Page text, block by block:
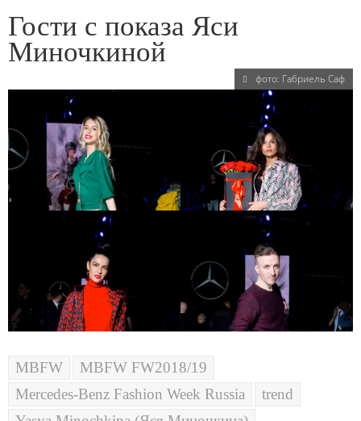
Гости с показа Яси
Миночкиной
фото: Габриель Саф
MBFW
MBFW FW2018/19
Mercedes-Benz Fashion Week Russia
trend